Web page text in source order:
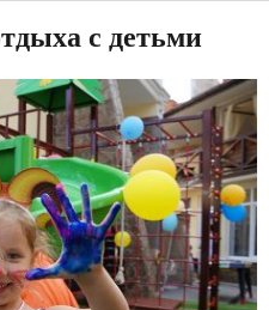
с детьми